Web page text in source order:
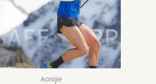
Aonijie